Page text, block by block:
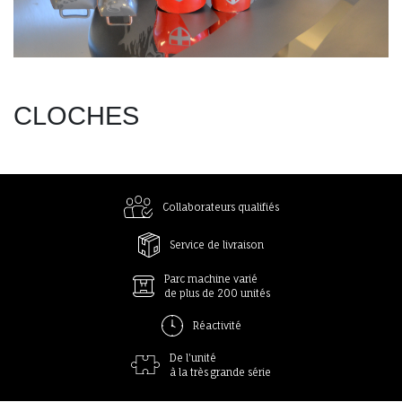
CLOCHES
Collaborateurs qualifiés
Service de livraison
Parc machine varié
de plus de 200 unités
Réactivité
De l'unité
à la très grande série